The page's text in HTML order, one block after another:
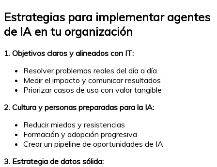
Estrategias para implementar agentes
de IA en tu organización
1. Objetivos claros y alineados con IT:
Resolver problemas reales del día a día
Medir el impacto y comunicar resultados
Priorizar casos de uso con valor tangible
2. Cultura y personas preparadas para la IA:
Reducir miedos y resistencias
Formación y adopción progresiva
Crear un pipeline de oportunidades de IA
3. Estrategia de datos sólida: